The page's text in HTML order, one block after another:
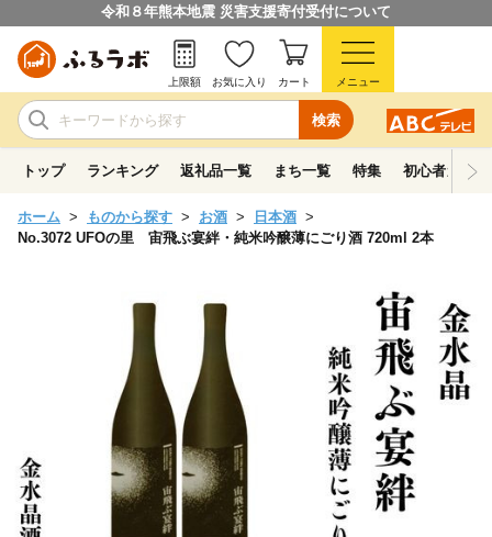
令和８年熊本地震 災害支援寄付受付について
検索
上限額 お気に入り カート メニュー
トップ ランキング 返礼品一覧 まち一覧 特集 初心者ガイド
ホーム ものから探す お酒
日本酒
No.3072 UFOの里 宙飛ぶ宴絆・純米吟醸薄にごり酒 720ml 2本